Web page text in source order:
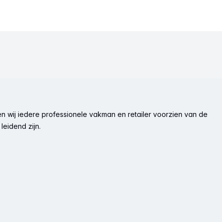
wij iedere professionele vakman en retailer voorzien van de
zijn.